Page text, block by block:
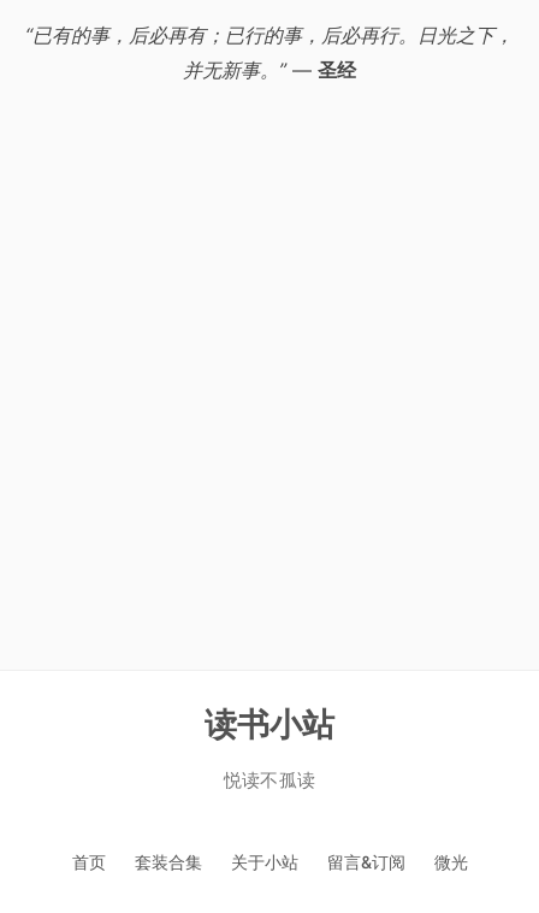
“已有的事，后必再有；已行的事，后必再行。日光之下，
并无新事。”— 圣经
读书小站
悦读不孤读
首页 套装合集 关于小站 留言&订阅 微光